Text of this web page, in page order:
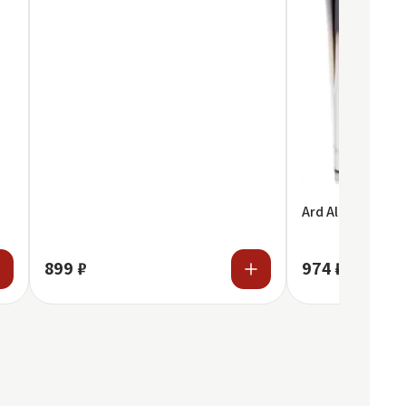
899 ₽
Ard Al Zaafaran
974 ₽